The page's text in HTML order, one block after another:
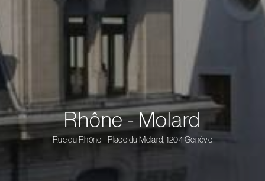
Rhône - Molard
Rue du Rhône - Place du Molard, 1204 Genève